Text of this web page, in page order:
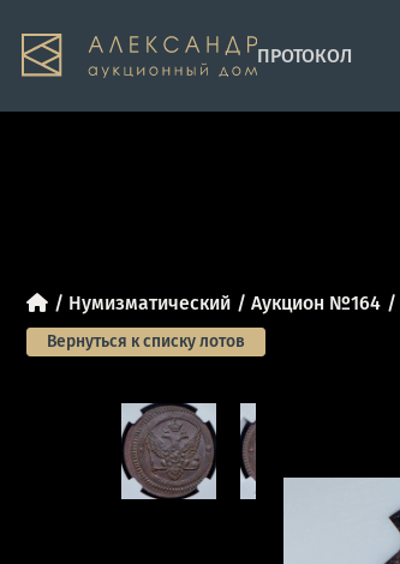
ПРОТОКОЛ
Нумизматический Аукцион №164
Вернуться к списку лотов